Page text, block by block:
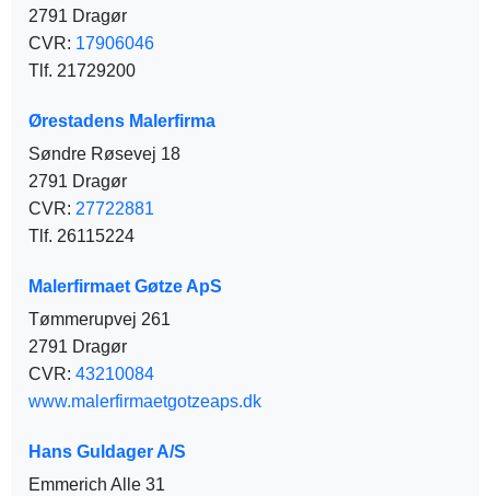
2791 Dragør
CVR: 17906046
Tlf. 21729200
Ørestadens Malerfirma
Søndre Røsevej 18
2791 Dragør
CVR: 27722881
Tlf. 26115224
Malerfirmaet Gøtze ApS
Tømmerupvej 261
2791 Dragør
CVR: 43210084
www.malerfirmaetgotzeaps.dk
Hans Guldager A/S
Emmerich Alle 31